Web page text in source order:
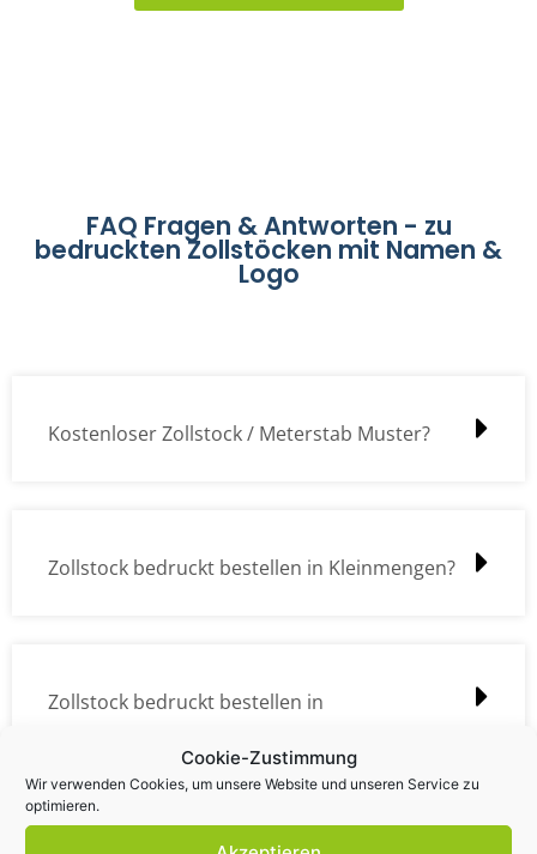
Cookie-Zustimmung
Wir verwenden Cookies, um unsere Website und unseren Service zu
optimieren.
FAQ Fragen & Antworten - zu
bedruckten Zollstöcken mit Namen &
Logo
Kostenloser Zollstock / Meterstab Muster?
Zollstock bedruckt bestellen in Kleinmengen?
Zollstock bedruckt bestellen in